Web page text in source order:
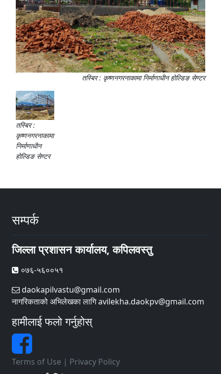
तस्बिर : कृष्णनगरनाकामा निर्माणाधीन होल्डिङ सेण्टर
तस्बिर :
कृष्णनगरनाकामा
निर्माणाधीन
होल्डिङ सेण्टर
सम्पर्क
जिल्ला प्रशासन कार्यालय, कपिलवस्तु
०७६-५६००५१
daokapilvastu@gmail.com
नागरिकताको अभिलेखका लागि avilekha.daokpv@gmail.com
हामीलाई फलो गर्नुहोस्
Terms of Use | Privacy Policy